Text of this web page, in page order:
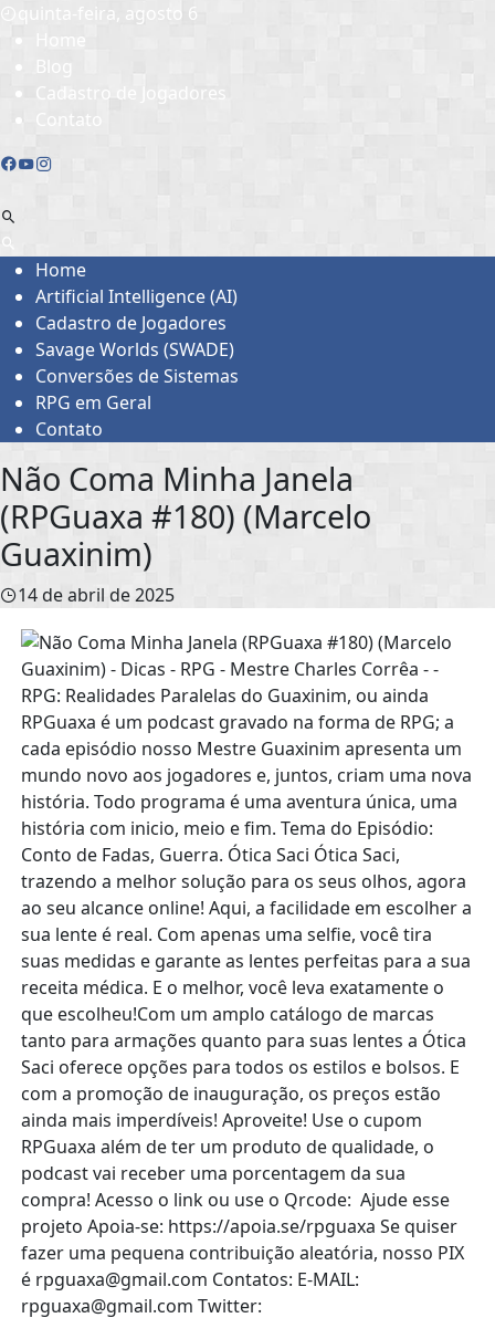
Skip
to
content
quinta-feira, agosto 6
Home
Blog
Cadastro de Jogadores
Contato
Home
Artificial Intelligence (AI)
Cadastro de Jogadores
Savage Worlds (SWADE)
Conversões de Sistemas
RPG em Geral
Contato
Não Coma Minha Janela
(RPGuaxa #180) (Marcelo
Guaxinim)
14 de abril de 2025